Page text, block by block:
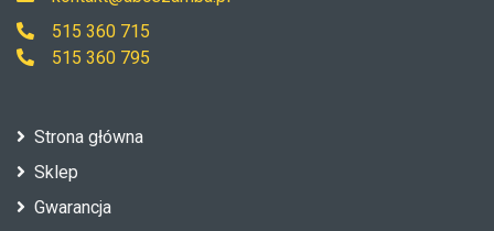
515 360 715
515 360 795
Strona główna
Sklep
Gwarancja